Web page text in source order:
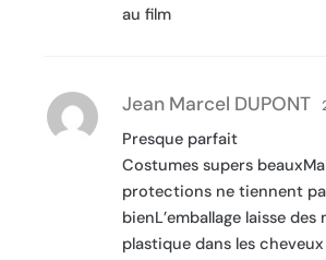
au film
Jean Marcel DUPONT
Presque parfait
Costumes supers
protections ne tiennent
bienL’emballage laisse
plastique dans les cheveux